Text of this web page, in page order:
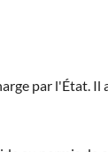
par l'État.